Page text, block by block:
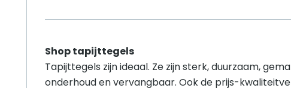
Shop tapijttegels
Tapijttegels zijn ideaal. Ze zijn sterk, duurzaam,
onderhoud en vervangbaar. Ook de prijs-